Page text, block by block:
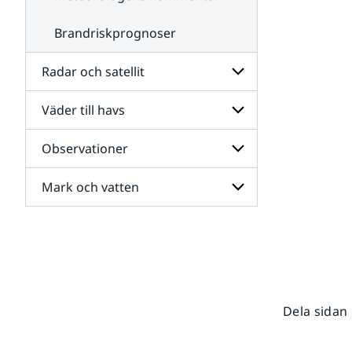
Brandriskprognoser
Radar och satellit
Undersidor
för
Radar
och
satellit
Väder till havs
Undersidor
för
Väder
till
havs
Observationer
Undersidor
för
Mark och vatten
Dela sidan